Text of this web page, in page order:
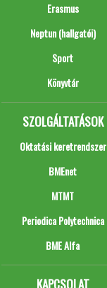
Erasmus
Neptun (hallgatói)
Sport
Könyvtár
SZOLGÁLTATÁSOK
Oktatási keretrendszer
BMEnet
MTMT
Periodica Polytechnica
BME Alfa
KAPCSOLAT